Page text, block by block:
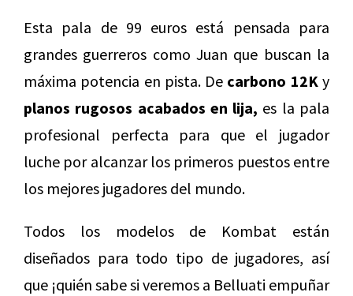
Esta pala de 99 euros está pensada para
grandes guerreros como Juan que buscan la
máxima potencia en pista. De carbono 12Ky
planos rugosos acabados en lija, es la pala
profesional perfecta para que el jugador
luche por alcanzar los primeros puestos entre
los mejores jugadores del mundo.
Todos los modelos de Kombat están
diseñados para todo tipo de jugadores, así
que ¡quién sabe si veremos a Belluati empuñar